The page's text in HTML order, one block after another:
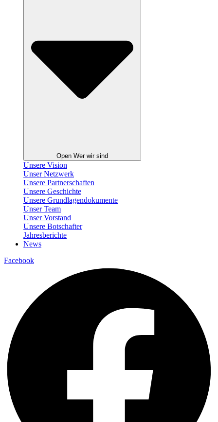
Open Wer wir sind
Unsere Vision
Unser Netzwerk
Unsere Partnerschaften
Unsere Geschichte
Unsere Grundlagendokumente
Unser Team
Unser Vorstand
Unsere Botschafter
Jahresberichte
News
Facebook